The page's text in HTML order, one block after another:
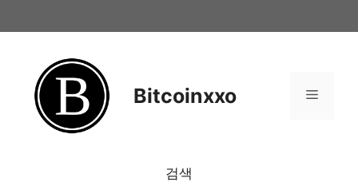
to
Bitcoinxxo Menu
검색